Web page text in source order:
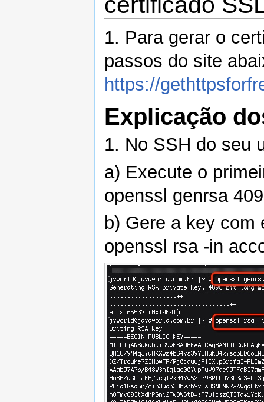
1. Para gerar o
passos do site
https://
Explicação
1. No SSH do seu
a) Execute o
openssl genrsa
b) Gere a key com
openssl rsa -in